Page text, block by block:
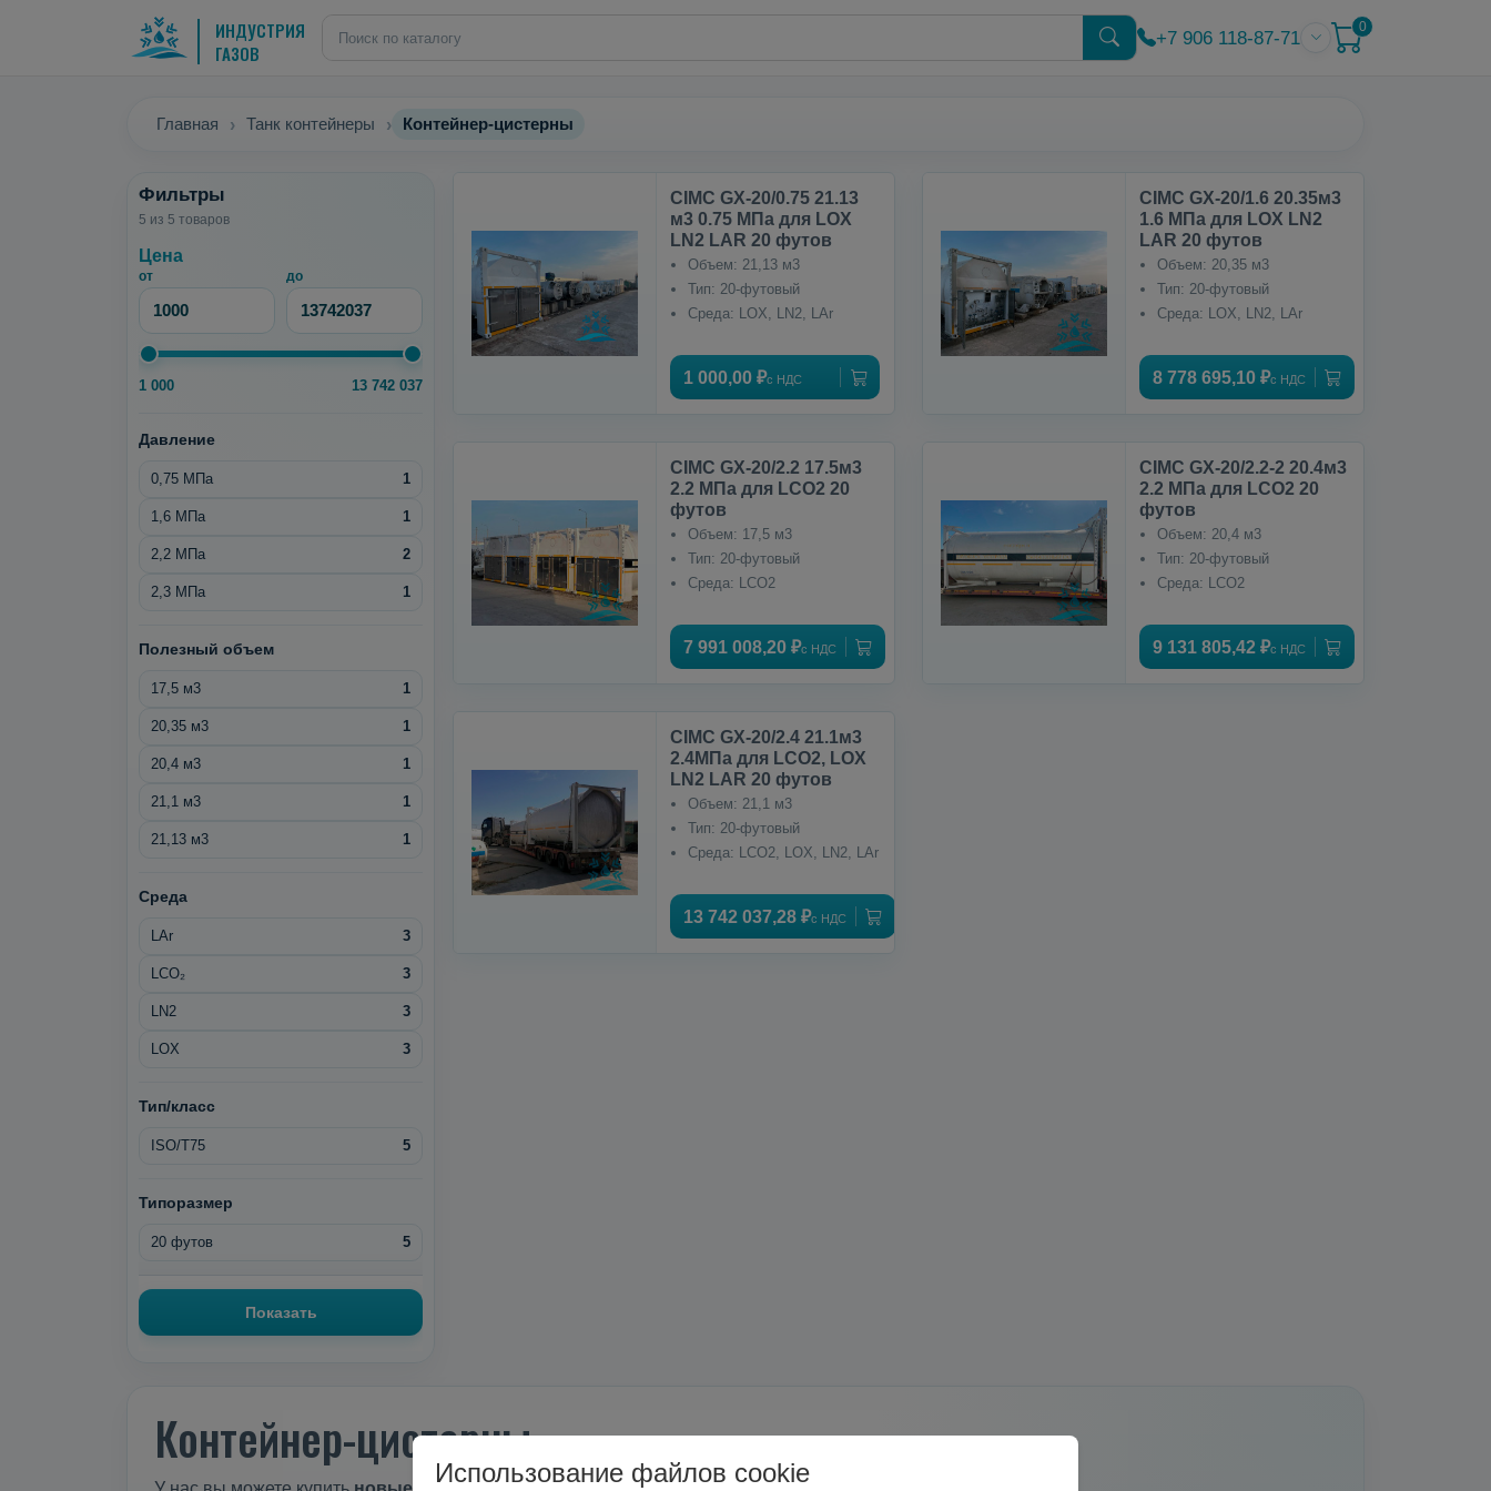
ИНДУСТРИЯ
ГАЗОВ
+7 906 118-87-71
0
Главная Танк контейнеры Контейнер-цистерны
Фильтры
5 из 5 товаров
Цена
от до
1 000 13 742 037
Давление
0,75 МПа 1
1,6 МПа 1
2,2 МПа 2
2,3 МПа 1
Полезный объем
17,5 м3 1
20,35 м3 1
20,4 м3 1
21,1 м3 1
21,13 м3 1
Среда
LAr 3
LCO₂ 3
LN2 3
LOX 3
Тип/класс
ISO/T75 5
Типоразмер
20 футов 5
Показать
CIMC GX-20/0.75 21.13
м3 0.75 МПа для LOX
LN2 LAR 20 футов
Объем: 21,13 м3
Тип: 20-футовый
Среда: LOX, LN2, LAr
1 000,00 ₽с НДС
CIMC GX-20/1.6 20.35м3
1.6 МПа для LOX LN2
LAR 20 футов
Объем: 20,35 м3
Тип: 20-футовый
Среда: LOX, LN2, LAr
8 778 695,10 ₽с НДС
CIMC GX-20/2.2 17.5м3
2.2 МПа для LCO2 20
футов
Объем: 17,5 м3
Тип: 20-футовый
Среда: LCO2
7 991 008,20 ₽с НДС
CIMC GX-20/2.2-2 20.4м3
2.2 МПа для LCO2 20
футов
Объем: 20,4 м3
Тип: 20-футовый
Среда: LCO2
9 131 805,42 ₽с НДС
CIMC GX-20/2.4 21.1м3
2.4МПа для LCO2, LOX
LN2 LAR 20 футов
Объем: 21,1 м3
Тип: 20-футовый
Среда: LCO2, LOX, LN2, LAr
13 742 037,28 ₽с НДС
Контейнер-цистерны
Использование файлов cookie